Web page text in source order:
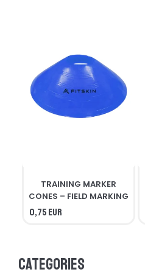
TRAINING MARKER
CONES – FIELD MARKING
0,75 EUR
Categories